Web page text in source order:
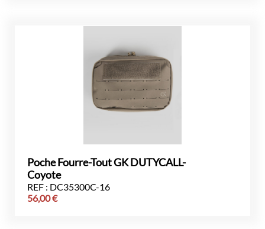
Poche Fourre-Tout GK DUTYCALL-
Coyote
REF : DC35300C-16
56,00€